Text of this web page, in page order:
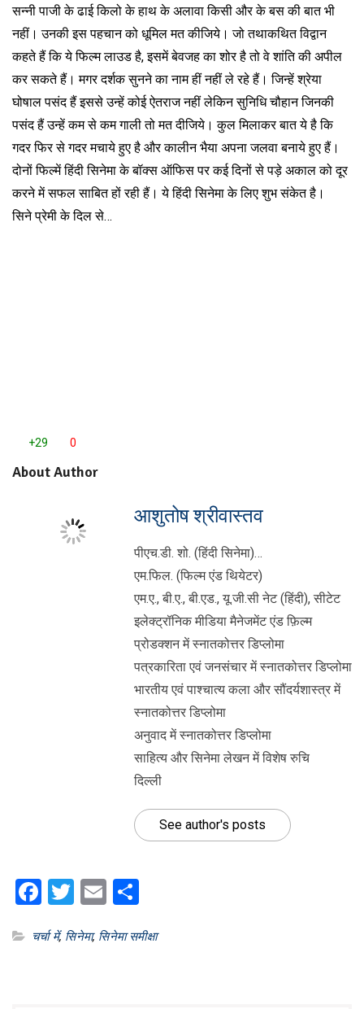
सन्नी पाजी के ढाई किलो के हाथ के अलावा किसी और के बस की बात भी
नहीं। उनकी इस पहचान को धूमिल मत कीजिये। जो तथाकथित विद्वान
कहते हैं कि ये फिल्म लाउड है, इसमें बेवजह का शोर है तो वे शांति की अपील
कर सकते हैं। मगर दर्शक सुनने का नाम हीं नहीं ले रहे हैं। जिन्हें श्रेया
घोषाल पसंद हैं इससे उन्हें कोई ऐतराज नहीं लेकिन सुनिधि चौहान जिनकी
पसंद हैं उन्हें कम से कम गाली तो मत दीजिये। कुल मिलाकर बात ये है कि
गदर फिर से गदर मचाये हुए है और कालीन भैया अपना जलवा बनाये हुए हैं।
दोनों फिल्में हिंदी सिनेमा के बॉक्स ऑफिस पर कई दिनों से पड़े अकाल को दूर
करने में सफल साबित हों रही हैं। ये हिंदी सिनेमा के लिए शुभ संकेत है।
सिने प्रेमी के दिल से…
+29 0
About Author
आशुतोष श्रीवास्तव
पीएच.डी. शो. (हिंदी सिनेमा)…
एम.फिल. (फिल्म एंड थियेटर)
एम.ए., बी.ए., बी.एड., यू.जी.सी नेट (हिंदी), सीटेट
इलेक्ट्रॉनिक मीडिया मैनेजमेंट एंड फ़िल्म
प्रोडक्शन में स्नातकोत्तर डिप्लोमा
पत्रकारिता एवं जनसंचार में स्नातकोत्तर डिप्लोमा
भारतीय एवं पाश्चात्य कला और सौंदर्यशास्त्र में
स्नातकोत्तर डिप्लोमा
अनुवाद में स्नातकोत्तर डिप्लोमा
साहित्य और सिनेमा लेखन में विशेष रुचि
दिल्ली
See author's posts
Facebook
Twitter
Email
चर्चा में, सिनेमा, सिनेमा समीक्षा